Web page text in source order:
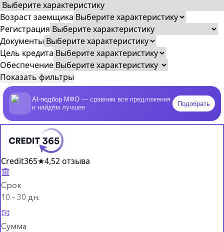
Возраст заемщика
Регистрация
Документы
Цель кредита
Обеспечение
Показать фильтры
AI-подбор МФО — сравним все предложения
и найдём лучшее
Подобрать
Credit365★4,52 отзыва
Срок
10 – 30 дн.
Сумма